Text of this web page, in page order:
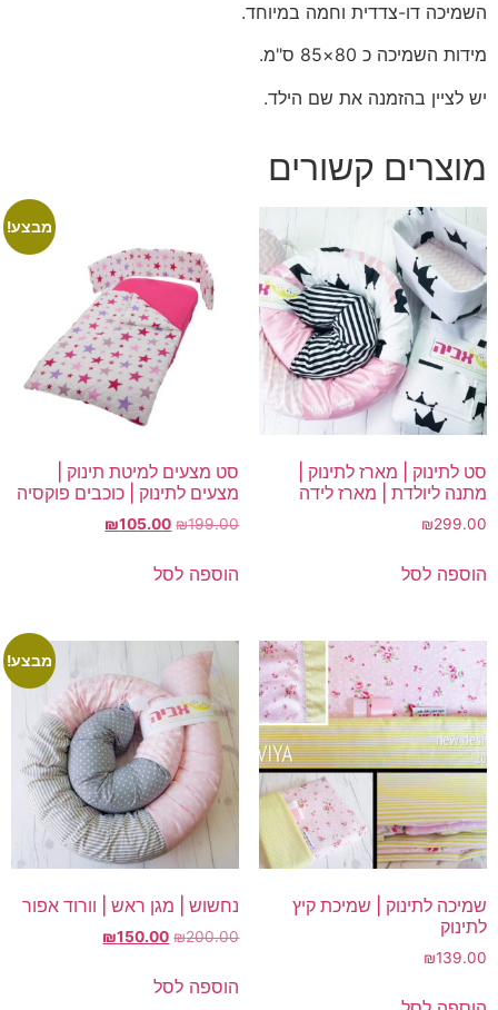
השמיכה דו-צדדית וחמה במיוחד.
מידות השמיכה כ 80×85 ס"מ.
יש לציין בהזמנה את שם הילד.
מוצרים קשורים
סט לתינוק | מארז לתינוק |
מתנה ליולדת | מארז לידה
₪299.00
הוספה לסל
מבצע!
סט מצעים למיטת תינוק |
מצעים לתינוק | כוכבים פוקסיה
₪199.00
המחיר
היה:
₪105.00
המחיר
הוספה לסל
שמיכה לתינוק | שמיכת קיץ
לתינוק
₪139.00
מבצע!
נחשוש | מגן ראש | וורוד אפור
₪200.00
המחיר
היה:
₪150.00
המחיר
הוספה לסל